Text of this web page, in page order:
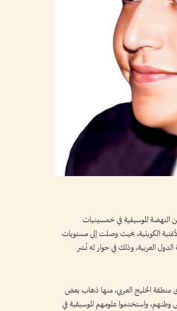
ما مفاده أنه مرت على الكويت 3 عقود من النهضة الموسيقية في خمسينيات
الكويتية، بحيث وصلت إلى مستويات
العربية، وذلك في حوار له نُشر
منطقة الخليج العربي، منها ذهاب بعض
وطنهم، واستخدموا علومهم الموسيقية في